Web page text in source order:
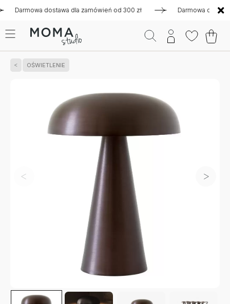
dostawa dla zamówień od 300 zł Darmowa dostawa
OŚWIETLENIE